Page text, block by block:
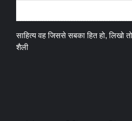
साहित्य वह जिससे सबका हित हो, लिखो
शैली